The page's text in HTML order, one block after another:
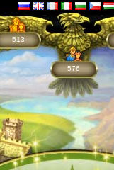
513
576